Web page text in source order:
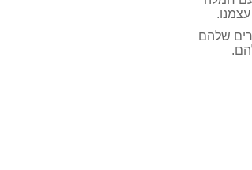
.
שלהם
.